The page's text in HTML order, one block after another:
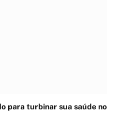
para turbinar sua saúde no